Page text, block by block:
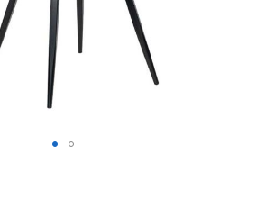
Stoel Braze